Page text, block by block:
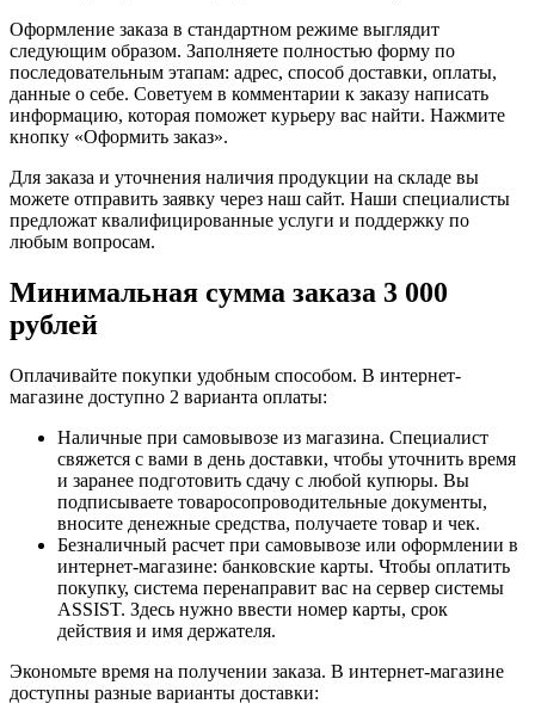
Оформление заказа в стандартном режиме выглядит
следующим образом. Заполняете полностью форму по
последовательным этапам: адрес, способ доставки, оплаты,
данные о себе. Советуем в комментарии к заказу написать
информацию, которая поможет курьеру вас найти. Нажмите
кнопку «Оформить заказ».
Для заказа и уточнения наличия продукции на складе вы
можете отправить заявку через наш сайт. Наши специалисты
предложат квалифицированные услуги и поддержку по
любым вопросам.
Минимальная сумма заказа 3 000
рублей
Оплачивайте покупки удобным способом. В интернет-
магазине доступно 2 варианта оплаты:
Наличные при самовывозе из магазина. Специалист
свяжется с вами в день доставки, чтобы уточнить время
и заранее подготовить сдачу с любой купюры. Вы
подписываете товаросопроводительные документы,
вносите денежные средства, получаете товар и чек.
Безналичный расчет при самовывозе или оформлении в
интернет-магазине: банковские карты. Чтобы оплатить
покупку, система перенаправит вас на сервер системы
ASSIST. Здесь нужно ввести номер карты, срок
действия и имя держателя.
Экономьте время на получении заказа. В интернет-магазине
доступны разные варианты доставки: